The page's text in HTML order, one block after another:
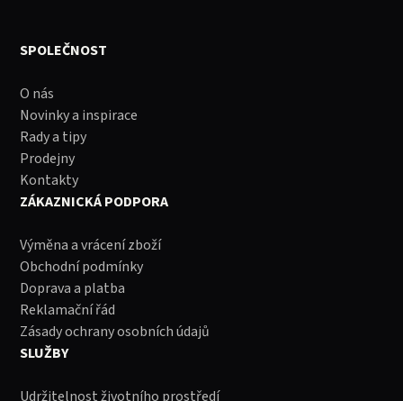
SPOLEČNOST
O nás
Novinky a inspirace
Rady a tipy
Prodejny
Kontakty
ZÁKAZNICKÁ PODPORA
Výměna a vrácení zboží
Obchodní podmínky
Doprava a platba
Reklamační řád
Zásady ochrany osobních údajů
SLUŽBY
Udržitelnost životního prostředí